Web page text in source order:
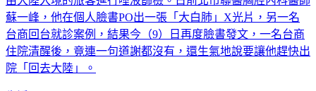
蘇一峰，他在個人臉書PO出一張「大白肺」X光片，另一名
台商回台就診案例，結果今（9）日再度臉書發文，一名台商
住院清醒後，竟連一句道謝都沒有，還生氣地說要讓他趕快出
院「回去大陸」。